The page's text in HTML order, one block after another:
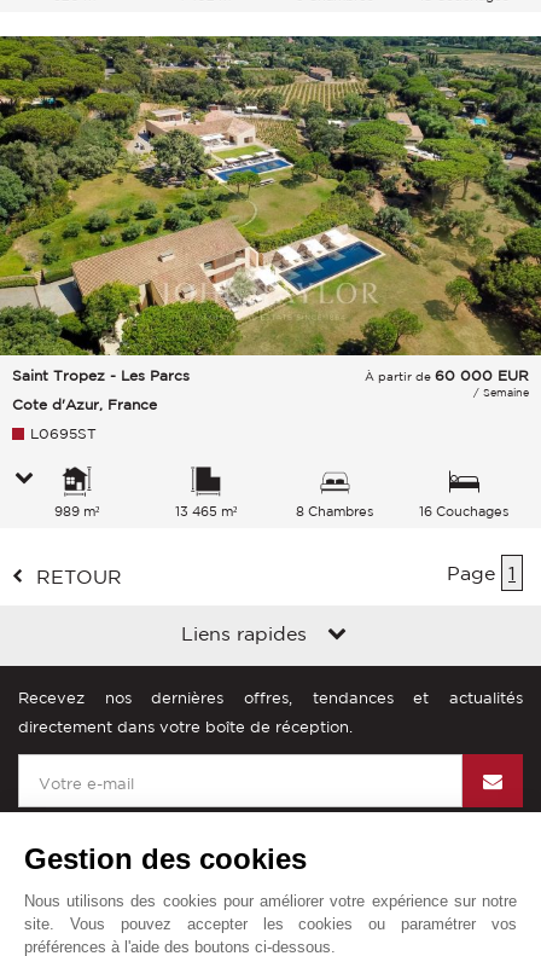
Saint Tropez - Les Parcs
Cote d'Azur, France
À partir de 60 000 EUR
/ Semaine
L0695ST
989 m² 13 465 m² 8 Chambres 16 Couchages
RETOUR Page 1
Liens rapides
Recevez nos dernières offres, tendances et actualités
directement dans votre boîte de réception.
John Taylor dans le monde
Gestion des cookies
Nous utilisons des cookies pour améliorer votre expérience sur notre
site. Vous pouvez accepter les cookies ou paramétrer vos
préférences à l'aide des boutons ci-dessous.